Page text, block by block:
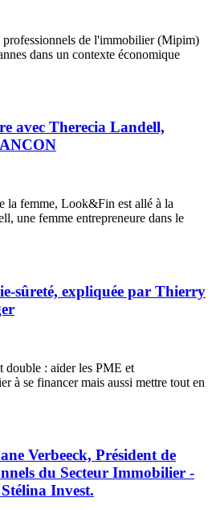
de l'immobilier (Mipim)
dans un contexte économique
avec Therecia Landell,
la femme, Look&Fin est allé à la
une femme entrepreneure dans le
sûreté, expliquée par Thierry
: aider les PME et
à se financer mais aussi mettre tout en
Verbeeck, Président de
du Secteur Immobilier -
Invest.